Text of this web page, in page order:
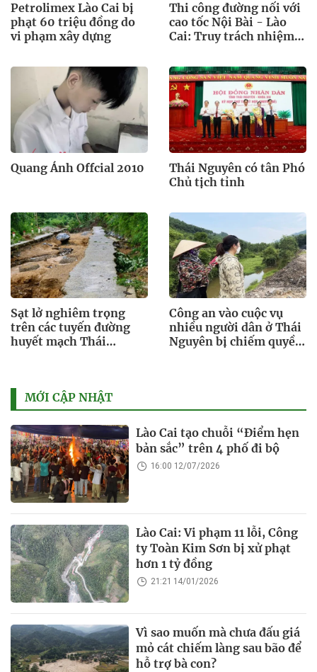
Petrolimex Lào Cai bị
phạt 60 triệu đồng do
vi phạm xây dựng
Thi công đường nối với
cao tốc Nội Bài - Lào
Cai: Truy trách nhiệm
chậm tiến độ?
Quang Ánh Offcial 2010
Thái Nguyên có tân Phó
Chủ tịch tỉnh
Sạt lở nghiêm trọng
trên các tuyến đường
huyết mạch Thái
Công an vào cuộc vụ
nhiều người dân ở Thái
Nguyên bị chiếm quyền
MỚI CẬP NHẬT
Lào Cai tạo chuỗi “Điểm hẹn
bản sắc” trên 4 phố đi bộ
16:00 12/07/2026
Lào Cai: Vi phạm 11 lỗi, Công
ty Toàn Kim Sơn bị xử phạt
hơn 1 tỷ đồng
21:21 14/01/2026
Vì sao muốn mà chưa đấu giá
mỏ cát chiếm làng sau bão để
hỗ trợ bà con?